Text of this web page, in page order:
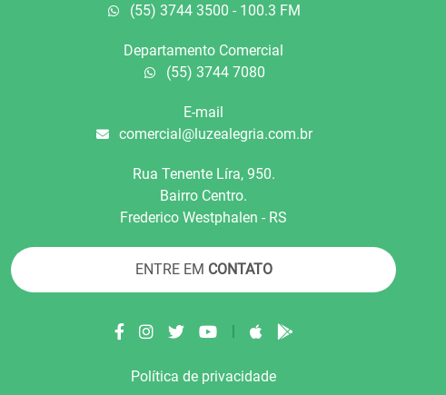
(55) 3744 3500 - 100.3 FM
Departamento Comercial
(55) 3744 7080
E-mail
comercial@luzealegria.com.br
Rua Tenente Líra, 950.
Bairro Centro.
Frederico Westphalen - RS
ENTRE EM CONTATO
|
Política de privacidade